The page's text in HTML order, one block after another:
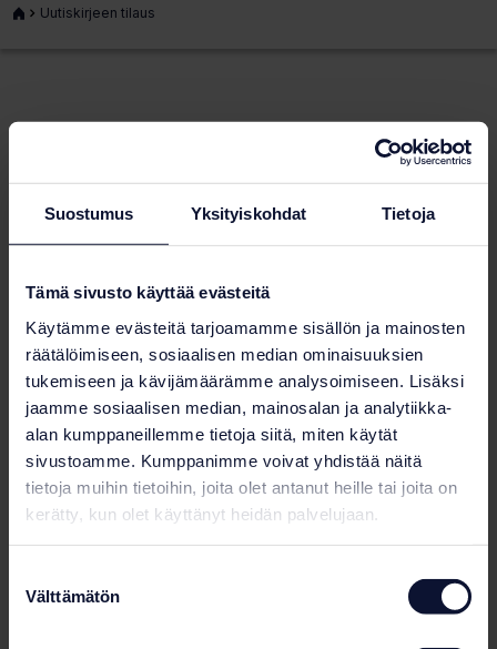
Suostumus Yksityiskohdat Tietoja
Tämä sivusto käyttää evästeitä
Käytämme evästeitä tarjoamamme sisällön ja mainosten
räätälöimiseen, sosiaalisen median ominaisuuksien
tukemiseen ja kävijämäärämme analysoimiseen. Lisäksi
jaamme sosiaalisen median, mainosalan ja analytiikka-
alan kumppaneillemme tietoja siitä, miten käytät
sivustoamme. Kumppanimme voivat yhdistää näitä
tietoja muihin tietoihin, joita olet antanut heille tai joita on
kerätty, kun olet käyttänyt heidän palvelujaan.
valinta
Välttämätön
EtusivuUutiskirjeen tilaus